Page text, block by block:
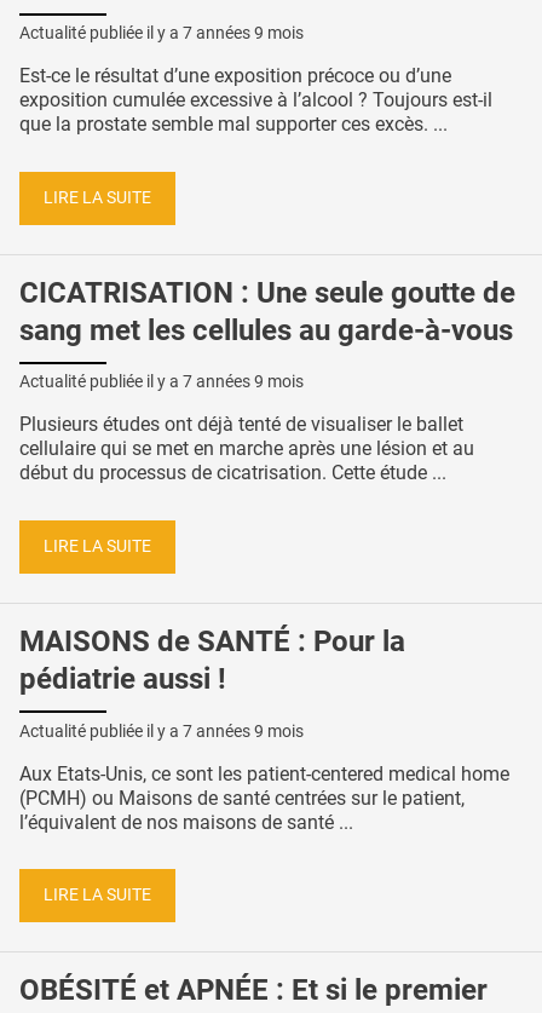
Actualité publiée il y a 7 années 9 mois
Est-ce le résultat d’une exposition précoce ou d’une
exposition cumulée excessive à l’alcool ? Toujours est-il
que la prostate semble mal supporter ces excès. ...
LIRE LA SUITE
CICATRISATION : Une seule goutte de
sang met les cellules au garde-à-vous
Actualité publiée il y a 7 années 9 mois
Plusieurs études ont déjà tenté de visualiser le ballet
cellulaire qui se met en marche après une lésion et au
début du processus de cicatrisation. Cette étude ...
LIRE LA SUITE
MAISONS de SANTÉ : Pour la
pédiatrie aussi !
Actualité publiée il y a 7 années 9 mois
Aux Etats-Unis, ce sont les patient-centered medical home
(PCMH) ou Maisons de santé centrées sur le patient,
l’équivalent de nos maisons de santé ...
LIRE LA SUITE
OBÉSITÉ et APNÉE : Et si le premier